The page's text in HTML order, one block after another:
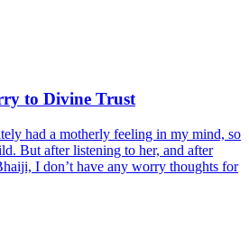
to Divine Trust
had a motherly feeling in my mind, so
But after listening to her, and after
I don’t have any worry thoughts for